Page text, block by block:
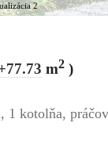
2
m2)
kotolňa,